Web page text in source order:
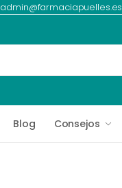
admin@farmaciapuelles.es
Blog Consejos